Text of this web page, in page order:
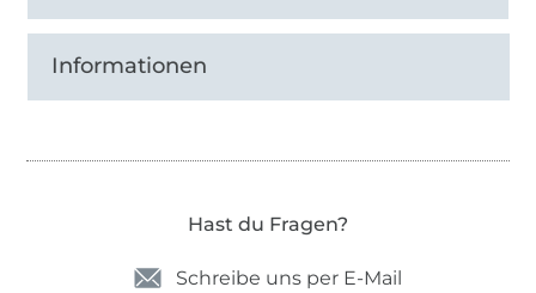
Informationen
Hast du Fragen?
Schreibe uns per E-Mail